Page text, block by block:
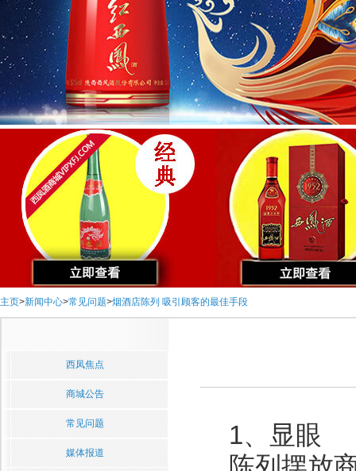
主页>新闻中心>常见问题>烟酒店陈列 吸引顾客的最佳手段
西凤焦点
商城公告
常见问题
媒体报道
1、显眼